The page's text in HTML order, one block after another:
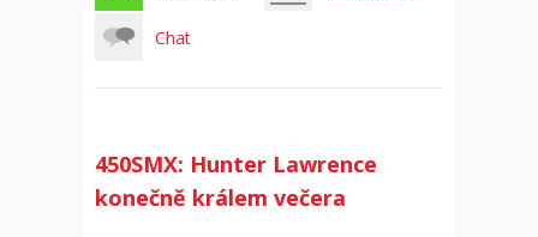
Chat
450SMX: Hunter Lawrence
konečně králem večera